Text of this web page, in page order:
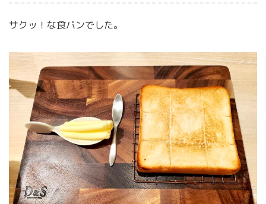
サクッ！な食パンでした。